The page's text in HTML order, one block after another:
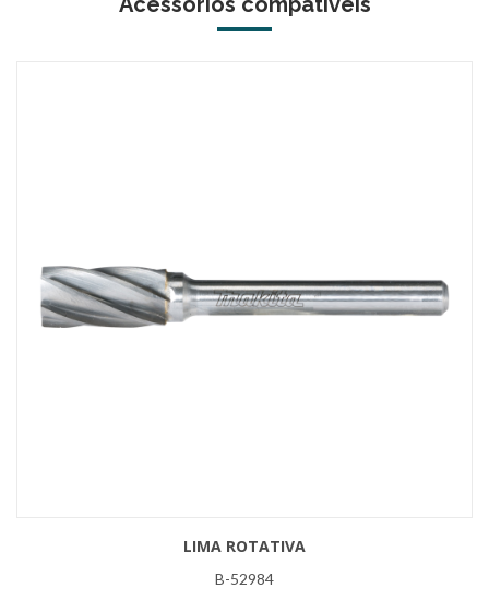
LIMA ROTATIVA
B-52984